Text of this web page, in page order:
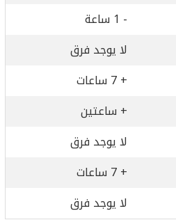
- 1 ساعة
لا يوجد فرق
+ 7 ساعات
+ ساعتين
لا يوجد فرق
+ 7 ساعات
لا يوجد فرق